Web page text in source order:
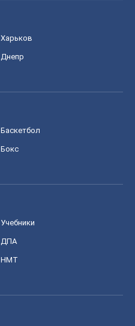
Харьков
Днепр
Баскетбол
Бокс
Учебники
ДПА
НМТ